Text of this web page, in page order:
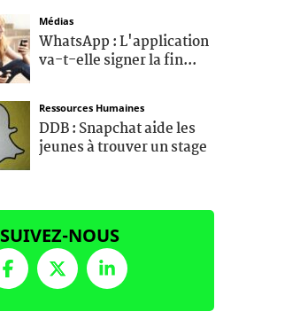
Médias
WhatsApp : L'application
va-t-elle signer la fin...
Ressources Humaines
DDB : Snapchat aide les
jeunes à trouver un stage
SUIVEZ-NOUS